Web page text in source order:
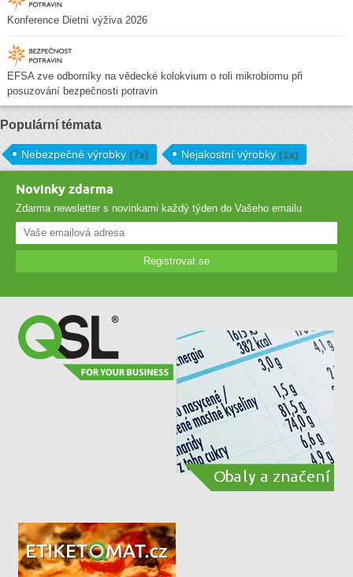
Konference Dietní výživa 2026
EFSA zve odborníky na vědecké kolokvium o roli mikrobiomu při
posuzování bezpečnosti potravin
Populární témata
Nebezpečné výrobky (7x) Nejakostní výrobky (1x)
Novinky zdarma
Zdarma newsletter s novinkami každý týden do Vašeho emailu
Registrovat se